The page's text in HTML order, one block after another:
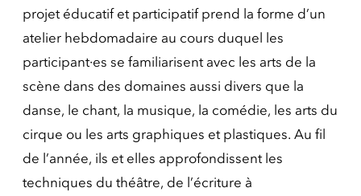
projet éducatif et participatif prend la forme d’un
atelier hebdomadaire au cours duquel les
participant·es se familiarisent avec les arts de la
scène dans des domaines aussi divers que la
danse, le chant, la musique, la comédie, les arts du
cirque ou les arts graphiques et plastiques. Au fil
de l’année, ils et elles approfondissent les
techniques du théâtre, de l’écriture à